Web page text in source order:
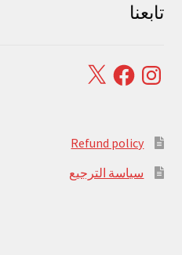
تابعنا
Instagram
Facebook
X
Refund policy
سياسة الترجيع